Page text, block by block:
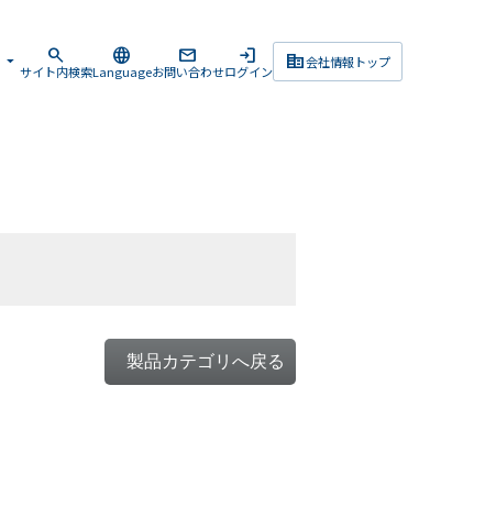
corporate_fare会社情報トップ
search
サイト内検索
language
Language
mail
お問い合わせ
login
ログイン
arrow_drop_down
製品カテゴリへ戻る